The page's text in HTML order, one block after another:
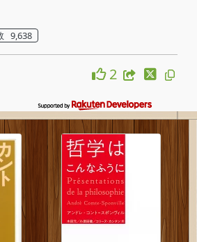
9,638
2